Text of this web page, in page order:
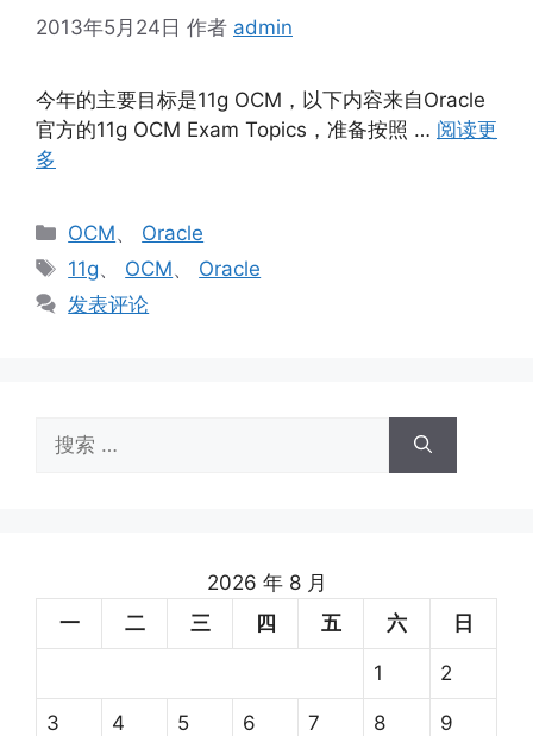
2013年5月24日 作者 admin
今年的主要目标是11g OCM，以下内容来自Oracle
官方的11g OCM Exam Topics，准备按照 … 阅读更
多
分
类
OCM、 Oracle
标
签
11g、 OCM、 Oracle
发表评论
索：
2026 年 8 月
一
二 三 四 五 六 日
1 2
3 4 5 6 7 8 9